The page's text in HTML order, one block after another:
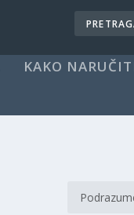
KAKO